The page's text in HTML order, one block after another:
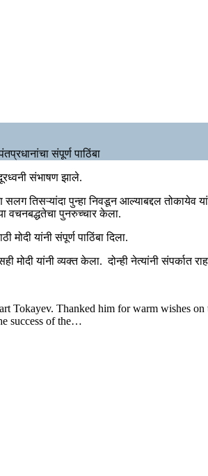
संपूर्ण पाठिंबा
संभाषण झाले.
तिसऱ्यांदा पुन्हा निवडून आल्याबद्दल तोकायेव
वचनबद्धतेचा पुनरुच्चार केला.
यांनी संपूर्ण पाठिंबा दिला.
मोदी यांनी व्यक्त केला. दोन्ही नेत्यांनी संपर्कात
Tokayev. Thanked him for warm wishes
success of the…